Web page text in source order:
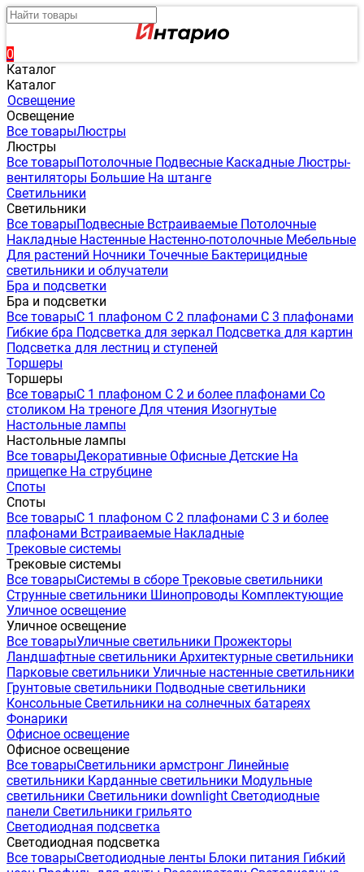
0
Каталог
Каталог
Освещение
Освещение
Все товарыЛюстры
Люстры
Все товарыПотолочные Подвесные Каскадные Люстры-
вентиляторы Большие На штанге
Светильники
Светильники
Все товарыПодвесные Встраиваемые Потолочные
Накладные Настенные Настенно-потолочные Мебельные
Для растений Ночники Точечные Бактерицидные
светильники и облучатели
Бра и подсветки
Бра и подсветки
Все товарыС 1 плафоном С 2 плафонами С 3 плафонами
Гибкие бра Подсветка для зеркал Подсветка для картин
Подсветка для лестниц и ступеней
Торшеры
Торшеры
Все товарыС 1 плафоном С 2 и более плафонами Со
столиком На треноге Для чтения Изогнутые
Настольные лампы
Настольные лампы
Все товарыДекоративные Офисные Детские На
прищепке На струбцине
Споты
Споты
Все товарыС 1 плафоном С 2 плафонами С 3 и более
плафонами Встраиваемые Накладные
Трековые системы
Трековые системы
Все товарыСистемы в сборе Трековые светильники
Струнные светильники Шинопроводы Комплектующие
Уличное освещение
Уличное освещение
Все товарыУличные светильники Прожекторы
Ландшафтные светильники Архитектурные светильники
Парковые светильники Уличные настенные светильники
Грунтовые светильники Подводные светильники
Консольные Светильники на солнечных батареях
Фонарики
Офисное освещение
Офисное освещение
Все товарыСветильники армстронг Линейные
светильники Карданные светильники Модульные
светильники Светильники downlight Светодиодные
панели Светильники грильято
Светодиодная подсветка
Светодиодная подсветка
Все товарыСветодиодные ленты Блоки питания Гибкий